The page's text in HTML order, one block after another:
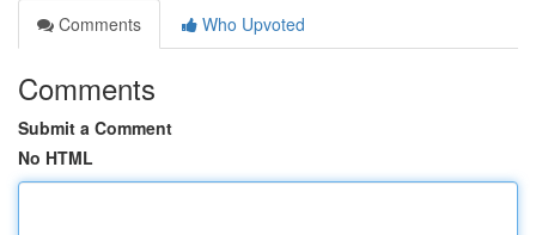
Comments
Who Upvoted
Comments
Submit a Comment
No HTML